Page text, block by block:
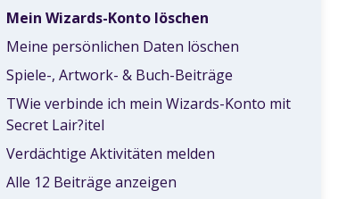
Mein Wizards-Konto löschen
Meine persönlichen Daten löschen
Spiele-, Artwork- & Buch-Beiträge
TWie verbinde ich mein Wizards-Konto mit
Secret Lair?itel
Verdächtige Aktivitäten melden
Alle 12 Beiträge anzeigen